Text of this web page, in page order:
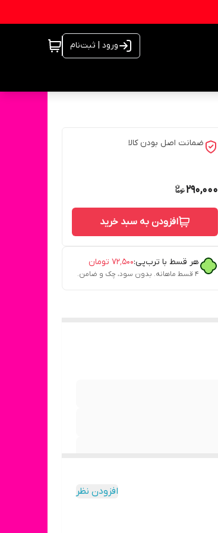
ورود | ثبت‌نام
ضمانت اصل بودن کالا
290,000
افزودن به سبد خرید
هر قسط با ترب‌پی:۷۲٬۵۰۰ تومان
۴ قسط ماهانه. بدون سود، چک و ضامن.
افزودن نظر